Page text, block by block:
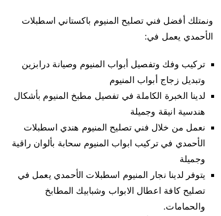
ونمتلك أفضل فني تصليح المنيوم باكستاني اسطبلات
الأحمدي يعمل في:
تركيب وفك وتفصيل أبواب المنيوم وصيانة درابزين
وتبديل زجاج أبواب المنيوم
لدينا الخبرة الكاملة في تفصيل مطبخ المنيوم بأشكال
هندسية انيقة وجميلة
نعمل من خلال فني تصليح المنيوم هندي اسطبلات
الأحمدي في تركيب ابواب المنيوم سحابة بألوان راقية
وجميلة
يتوفر لدينا نجار المنيوم اسطبلات الأحمدي يعمل في
تصليح كافة اعطال الابواب وشبابيك المطابخ
والحمامات.